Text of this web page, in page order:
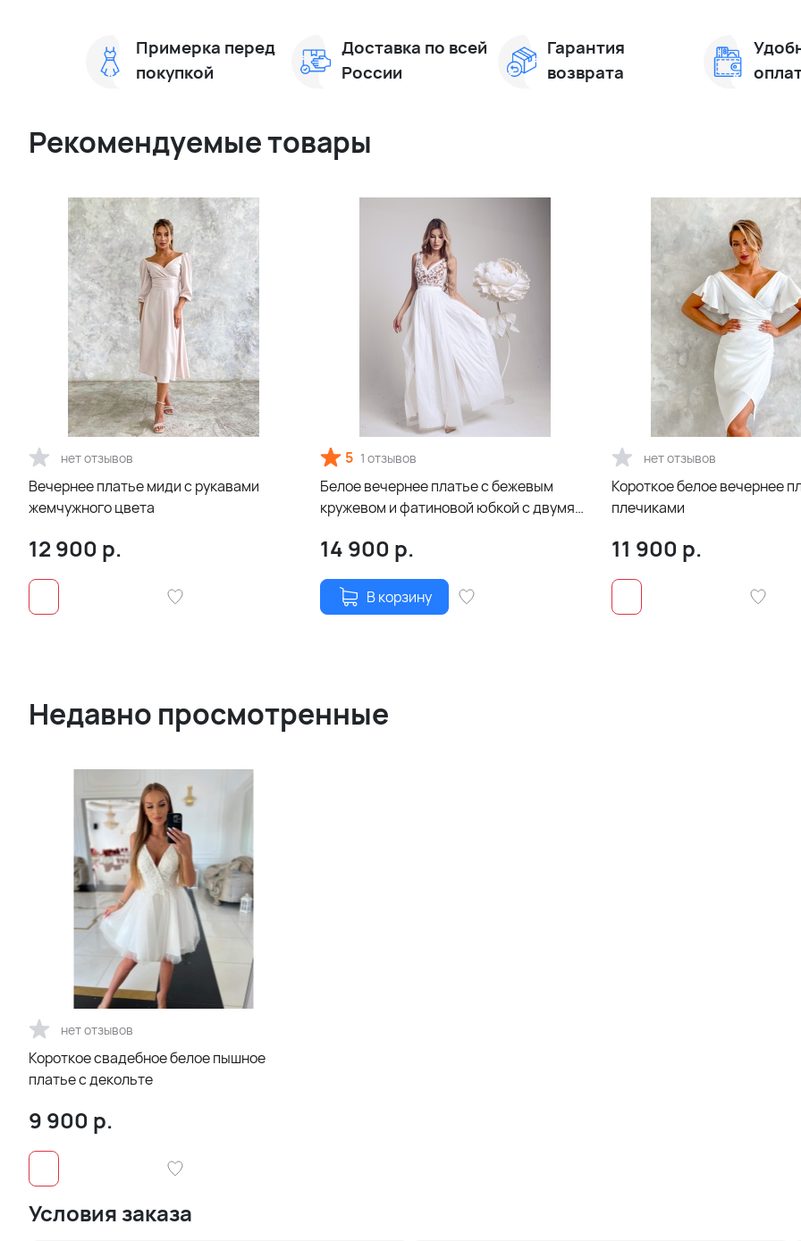
Примерка перед
покупкой
Доставка по всей
России
Гарантия
возврата
Рекомендуемые товары
нет отзывов
Вечернее платье миди с рукавами
жемчужного цвета
12 900 р.
5 1 отзывов
Белое вечернее платье с бежевым
кружевом и фатиновой юбкой с двумя
14 900 р.
В корзину
нет отзывов
Короткое белое вечернее
плечиками
11 900 р.
Недавно просмотренные
нет отзывов
Короткое свадебное белое пышное
платье с декольте
9 900 р.
Условия заказа